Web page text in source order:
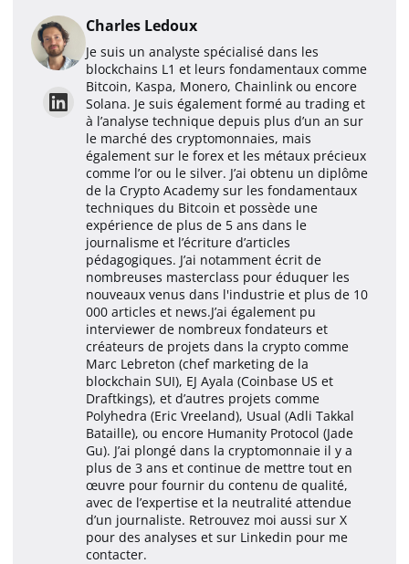
Charles Ledoux
Je suis un analyste spécialisé dans les
blockchains L1 et leurs fondamentaux comme
Bitcoin, Kaspa, Monero, Chainlink ou encore
Solana. Je suis également formé au trading et
à l’analyse technique depuis plus d’un an sur
le marché des cryptomonnaies, mais
également sur le forex et les métaux précieux
comme l’or ou le silver. J’ai obtenu un diplôme
de la Crypto Academy sur les fondamentaux
techniques du Bitcoin et possède une
expérience de plus de 5 ans dans le
journalisme et l’écriture d’articles
pédagogiques. J’ai notamment écrit de
nombreuses masterclass pour éduquer les
nouveaux venus dans l'industrie et plus de 10
000 articles et news.J’ai également pu
interviewer de nombreux fondateurs et
créateurs de projets dans la crypto comme
Marc Lebreton (chef marketing de la
blockchain SUI), EJ Ayala (Coinbase US et
Draftkings), et d’autres projets comme
Polyhedra (Eric Vreeland), Usual (Adli Takkal
Bataille), ou encore Humanity Protocol (Jade
Gu). J’ai plongé dans la cryptomonnaie il y a
plus de 3 ans et continue de mettre tout en
œuvre pour fournir du contenu de qualité,
avec de l’expertise et la neutralité attendue
d’un journaliste. Retrouvez moi aussi sur X
pour des analyses et sur Linkedin pour me
contacter.